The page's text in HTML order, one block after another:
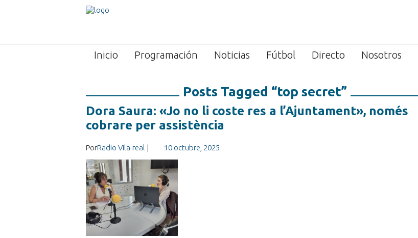
Inicio Programación Noticias Fútbol Directo Nosotros
Posts Tagged “top secret”
Dora Saura: «Jo no li coste res a l’Ajuntament», només
cobrare per assistència
PorRadio Vila-real | 10 octubre, 2025